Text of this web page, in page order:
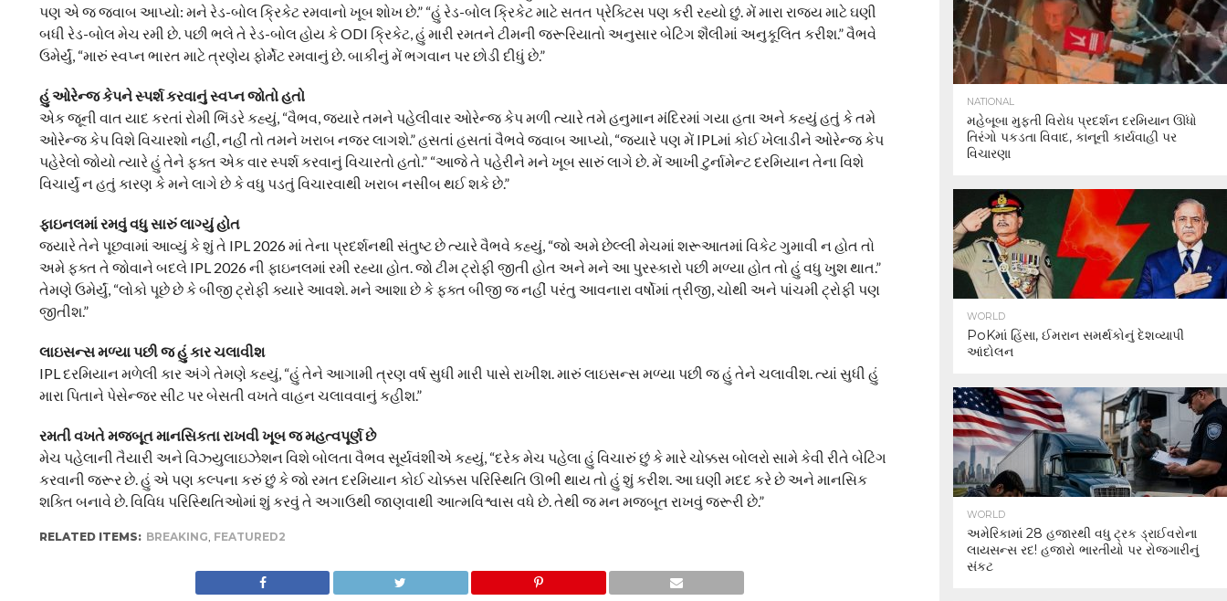
પણ એ જ જવાબ આપ્યો: મને રેડ-બોલ ક્રિકેટ રમવાનો ખૂબ શોખ છે.” “હું રેડ-બોલ ક્રિકેટ માટે સતત પ્રેક્ટિસ પણ કરી રહ્યો છું. મેં મારા રાજ્ય માટે ઘણી
બધી રેડ-બોલ મેચ રમી છે. પછી ભલે તે રેડ-બોલ હોય કે ODI ક્રિકેટ, હું મારી રમતને ટીમની જરૂરિયાતો અનુસાર બેટિંગ શૈલીમાં અનુકૂલિત કરીશ.” વૈભવે
ઉમેર્યું, “મારું સ્વપ્ન ભારત માટે ત્રણેય ફોર્મેટ રમવાનું છે. બાકીનું મેં ભગવાન પર છોડી દીધું છે.”
હું ઓરેન્જ કેપને સ્પર્શ કરવાનું સ્વપ્ન જોતો હતો
એક જૂની વાત યાદ કરતાં રોમી ભિંડરે કહ્યું, “વૈભવ, જ્યારે તમને પહેલીવાર ઓરેન્જ કેપ મળી ત્યારે તમે હનુમાન મંદિરમાં ગયા હતા અને કહ્યું હતું કે તમે
ઓરેન્જ કેપ વિશે વિચારશો નહીં, નહીં તો તમને ખરાબ નજર લાગશે.” હસતાં હસતાં વૈભવે જવાબ આપ્યો, “જ્યારે પણ મેં IPLમાં કોઈ ખેલાડીને ઓરેન્જ કેપ
પહેરેલો જોયો ત્યારે હું તેને ફક્ત એક વાર સ્પર્શ કરવાનું વિચારતો હતો.” “આજે તે પહેરીને મને ખૂબ સારું લાગે છે. મેં આખી ટુર્નામેન્ટ દરમિયાન તેના વિશે
વિચાર્યું ન હતું કારણ કે મને લાગે છે કે વધુ પડતું વિચારવાથી ખરાબ નસીબ થઈ શકે છે.”
ફાઇનલમાં રમવું વધુ સારું લાગ્યું હોત
જ્યારે તેને પૂછવામાં આવ્યું કે શું તે IPL 2026 માં તેના પ્રદર્શનથી સંતુષ્ટ છે ત્યારે વૈભવે કહ્યું, “જો અમે છેલ્લી મેચમાં શરૂઆતમાં વિકેટ ગુમાવી ન હોત તો
અમે ફક્ત તે જોવાને બદલે IPL 2026 ની ફાઇનલમાં રમી રહ્યા હોત. જો ટીમ ટ્રોફી જીતી હોત અને મને આ પુરસ્કારો પછી મળ્યા હોત તો હું વધુ ખુશ થાત.”
તેમણે ઉમેર્યું, “લોકો પૂછે છે કે બીજી ટ્રોફી ક્યારે આવશે. મને આશા છે કે ફક્ત બીજી જ નહીં પરંતુ આવનારા વર્ષોમાં ત્રીજી, ચોથી અને પાંચમી ટ્રોફી પણ
જીતીશ.”
લાઇસન્સ મળ્યા પછી જ હું કાર ચલાવીશ
IPL દરમિયાન મળેલી કાર અંગે તેમણે કહ્યું, “હું તેને આગામી ત્રણ વર્ષ સુધી મારી પાસે રાખીશ. મારું લાઇસન્સ મળ્યા પછી જ હું તેને ચલાવીશ. ત્યાં સુધી હું
મારા પિતાને પેસેન્જર સીટ પર બેસતી વખતે વાહન ચલાવવાનું કહીશ.”
રમતી વખતે મજબૂત માનસિકતા રાખવી ખૂબ જ મહત્વપૂર્ણ છે
મેચ પહેલાની તૈયારી અને વિઝ્યુલાઇઝેશન વિશે બોલતા વૈભવ સૂર્યવંશીએ કહ્યું, “દરેક મેચ પહેલા હું વિચારું છું કે મારે ચોક્કસ બોલરો સામે કેવી રીતે બેટિંગ
કરવાની જરૂર છે. હું એ પણ કલ્પના કરું છું કે જો રમત દરમિયાન કોઈ ચોક્કસ પરિસ્થિતિ ઊભી થાય તો હું શું કરીશ. આ ઘણી મદદ કરે છે અને માનસિક
શક્તિ બનાવે છે. વિવિધ પરિસ્થિતિઓમાં શું કરવું તે અગાઉથી જાણવાથી આત્મવિશ્વાસ વધે છે. તેથી જ મન મજબૂત રાખવું જરૂરી છે.”
RELATED ITEMS: BREAKING, FEATURED2
NATIONAL
મહેબૂબા મુફ્તી વિરોધ પ્રદર્શન દરમિયાન ઊંધો
તિરંગો પકડતા વિવાદ, કાનૂની કાર્યવાહી પર
વિચારણા
WORLD
PoKમાં હિંસા, ઈમરાન સમર્થકોનું દેશવ્યાપી
આંદોલન
WORLD
અમેરિકામાં 28 હજારથી વધુ ટ્રક ડ્રાઈવરોના
લાયસન્સ રદ! હજારો ભારતીયો પર રોજગારીનું
સંકટ